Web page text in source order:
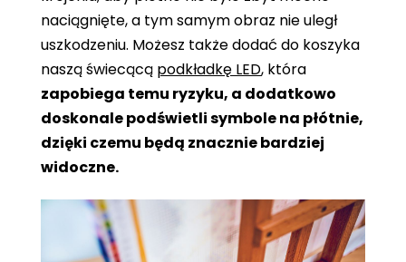
naciągnięte, a tym samym obraz nie uległ
uszkodzeniu. Możesz także dodać do koszyka
naszą świecącą podkładkę LED, która
zapobiega temu ryzyku, a dodatkowo
doskonale podświetli symbole na płótnie,
dzięki czemu będą znacznie bardziej
widoczne.